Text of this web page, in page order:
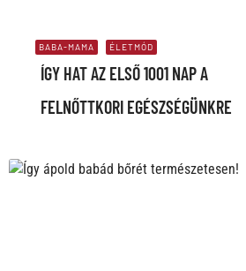
BABA-MAMA ÉLETMÓD
ÍGY HAT AZ ELSŐ 1001 NAP A
FELNŐTTKORI EGÉSZSÉGÜNKRE